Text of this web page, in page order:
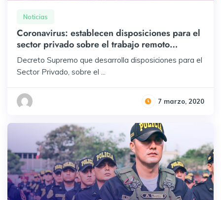
Noticias
Coronavirus: establecen disposiciones para el
sector privado sobre el trabajo remoto
previsto en el D.U. 26-2020 [D.S. 10-2020-
TR]
Decreto Supremo que desarrolla disposiciones para el
Sector Privado, sobre el ...
7 marzo, 2020